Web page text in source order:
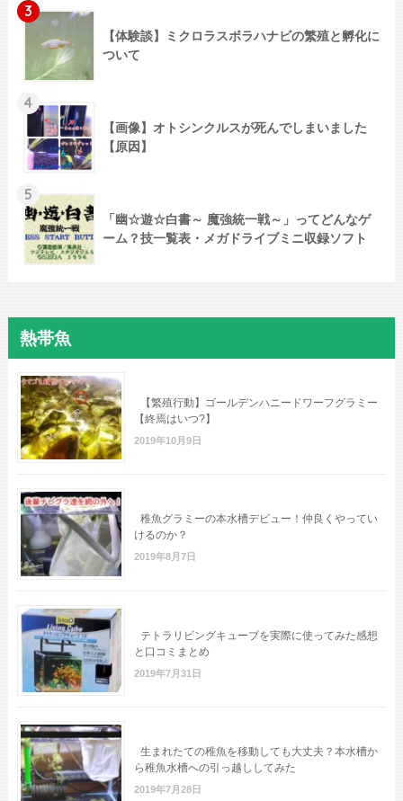
3
【体験談】ミクロラスボラハナビの繁殖と孵化に
ついて
4
【画像】オトシンクルスが死んでしまいました
【原因】
5
「幽☆遊☆白書～ 魔強統一戦～」ってどんなゲ
ーム？技一覧表・メガドライブミニ収録ソフト
熱帯魚
【繁殖行動】ゴールデンハニードワーフグラミー
【終焉はいつ?】
2019年10月9日
稚魚グラミーの本水槽デビュー！仲良くやってい
けるのか？
2019年8月7日
テトラリビングキューブを実際に使ってみた感想
と口コミまとめ
2019年7月31日
生まれたての稚魚を移動しても大丈夫？本水槽か
ら稚魚水槽への引っ越ししてみた
2019年7月28日